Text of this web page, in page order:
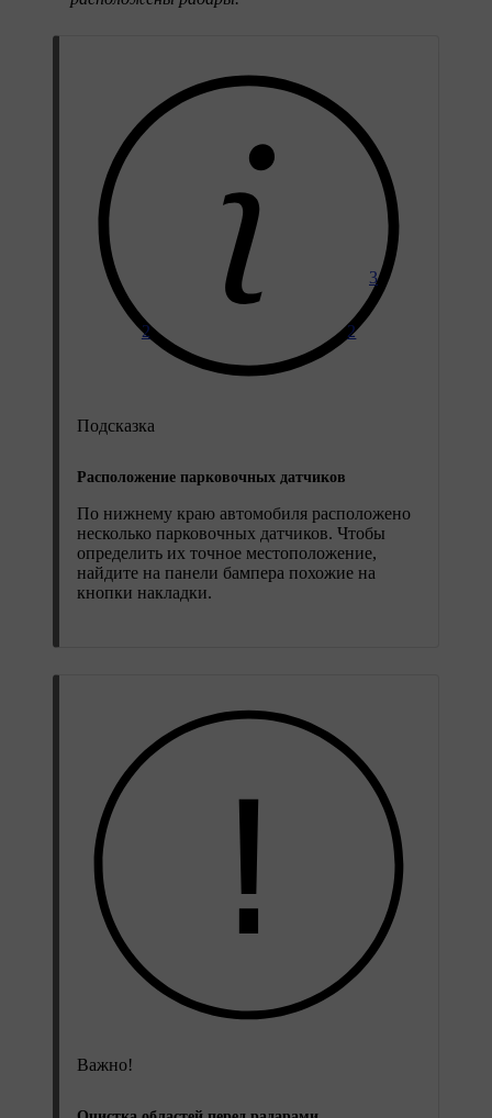
3
2
2
Подсказка
Расположение парковочных датчиков
По нижнему краю автомобиля расположено
несколько парковочных датчиков. Чтобы
определить их точное местоположение,
найдите на панели бампера похожие на
кнопки накладки.
Важно!